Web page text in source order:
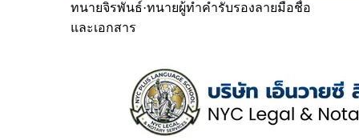
ทนายจิรพันธ์·ทนายผู้ทำคำรับรองลายมือชื่อ
และเอกสาร